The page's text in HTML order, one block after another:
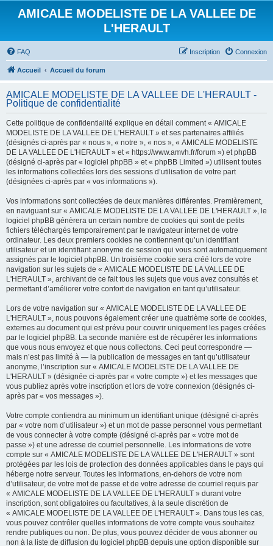
AMICALE MODELISTE DE LA VALLEE DE
L'HERAULT
FAQ Connexion
Inscription
Accueil Accueil du forum
AMICALE MODELISTE DE LA VALLEE DE L'HERAULT -
Politique de confidentialité
Cette politique de confidentialité explique en détail comment « AMICALE
MODELISTE DE LA VALLEE DE L'HERAULT » et ses partenaires affiliés
(désignés ci-après par « nous », « notre », « nos », « AMICALE MODELISTE
DE LA VALLEE DE L'HERAULT » et « https://www.amvh.fr/forum ») et phpBB
(désigné ci-après par « logiciel phpBB » et « phpBB Limited ») utilisent toutes
les informations collectées lors des sessions d’utilisation de votre part
(désignées ci-après par « vos informations »).
Vos informations sont collectées de deux manières différentes. Premièrement,
en naviguant sur « AMICALE MODELISTE DE LA VALLEE DE L'HERAULT », le
logiciel phpBB génèrera un certain nombre de cookies qui sont de petits
fichiers téléchargés temporairement par le navigateur internet de votre
ordinateur. Les deux premiers cookies ne contiennent qu’un identifiant
utilisateur et un identifiant anonyme de session qui vous sont automatiquement
assignés par le logiciel phpBB. Un troisième cookie sera créé lors de votre
navigation sur les sujets de « AMICALE MODELISTE DE LA VALLEE DE
L'HERAULT », archivant de ce fait tous les sujets que vous avez consultés et
permettant d’améliorer votre confort de navigation en tant qu’utilisateur.
Lors de votre navigation sur « AMICALE MODELISTE DE LA VALLEE DE
L'HERAULT », nous pouvons également créer une quatrième sorte de cookies,
externes au document qui est prévu pour couvrir uniquement les pages créées
par le logiciel phpBB. La seconde manière est de récupérer les informations
que vous nous envoyez et que nous collectons. Ceci peut correspondre —
mais n’est pas limité à — la publication de messages en tant qu’utilisateur
anonyme, l’inscription sur « AMICALE MODELISTE DE LA VALLEE DE
L'HERAULT » (désignée ci-après par « votre compte ») et les messages que
vous publiez après votre inscription et lors de votre connexion (désignés ci-
après par « vos messages »).
Votre compte contiendra au minimum un identifiant unique (désigné ci-après
par « votre nom d’utilisateur ») et un mot de passe personnel vous permettant
de vous connecter à votre compte (désigné ci-après par « votre mot de
passe ») et une adresse de courriel personnelle. Les informations de votre
compte sur « AMICALE MODELISTE DE LA VALLEE DE L'HERAULT » sont
protégées par les lois de protection des données applicables dans le pays qui
héberge notre serveur. Toutes les informations, en-dehors de votre nom
d’utilisateur, de votre mot de passe et de votre adresse de courriel requis par
« AMICALE MODELISTE DE LA VALLEE DE L'HERAULT » durant votre
inscription, sont obligatoires ou facultatives, à la seule discrétion de
« AMICALE MODELISTE DE LA VALLEE DE L'HERAULT ». Dans tous les cas,
vous pouvez contrôler quelles informations de votre compte vous souhaitez
rendre publiques ou non. De plus, vous pouvez décider de vous abonner ou
non à la liste de diffusion du logiciel phpBB depuis une option disponible sur